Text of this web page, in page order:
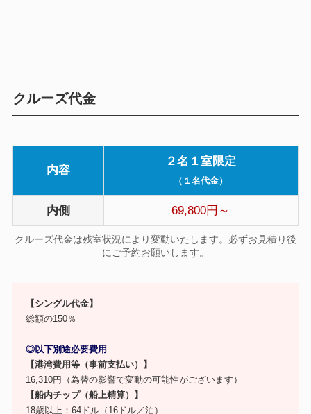
クルーズ代金
内容
２名１室限定
（１名代金）
内側 69,800円～
クルーズ代金は残室状況により変動いたします。必ずお見積り後
にご予約お願いします。
【シングル代金】
総額の150％
◎以下別途必要費用
【港湾費用等（事前支払い）】
16,310円（為替の影響で変動の可能性がございます）
【船内チップ（船上精算）】
18歳以上：64ドル（16ドル／泊）